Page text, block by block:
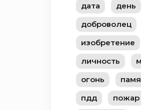
дата
день
доброволец
изобретение
личность
огонь
пдд
пожар